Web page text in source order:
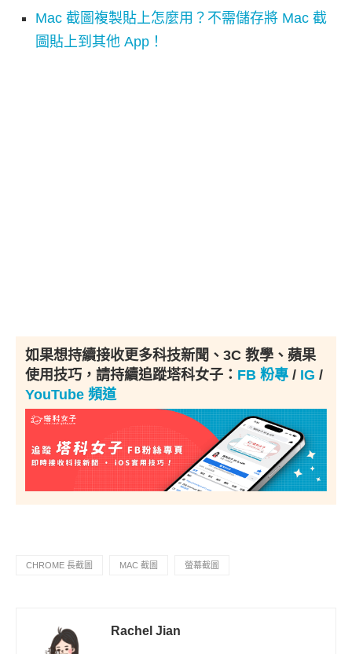
Mac 截圖複製貼上怎麼用？不需儲存將 Mac 截
圖貼上到其他 App！
如果想持續接收更多科技新聞、3C 教學、蘋果
使用技巧，請持續追蹤塔科女子： FB 粉專 / IG /
YouTube 頻道
CHROME 長截圖 MAC 截圖 螢幕截圖
Rachel Jian